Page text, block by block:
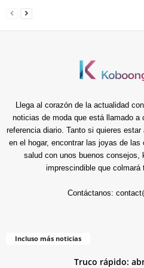
Llega al corazón de la actualidad
noticias de moda que está llamado a
referencia diario. Tanto si quieres
en el hogar, encontrar las joyas de
salud con unos buenos consejos,
imprescindible que
Contáctanos:
Incluso más noticias
Truco rápido: